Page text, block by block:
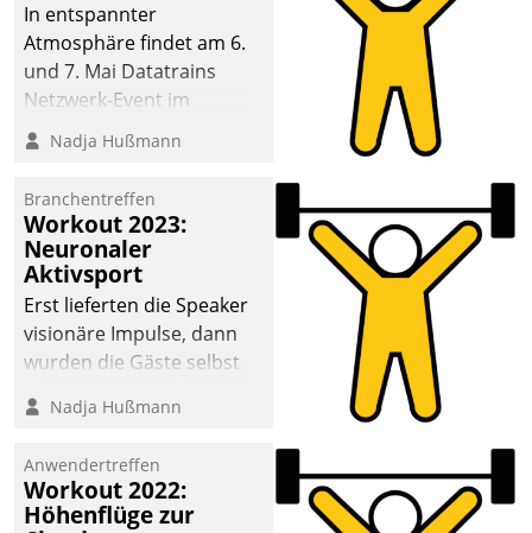
In entspannter
Atmosphäre findet am 6.
und 7. Mai Datatrains
Netzwerk-Event im
Kunden- und Partnerkreis
statt. Zentrale Frage: Wie
Mammutprojekte
meistern und Workloads
wuppen – bei zunehmend
anspruchsvollen
Aufgaben und
abnehmendem
Nadja Hußmann
Branchentreffen
Workout 2023:
Neuronaler
Aktivsport
Erst lieferten die Speaker
visionäre Impulse, dann
wurden die Gäste selbst
methodisch
Quartier. Dazwischen
zeigte Datatrain, was es
Nadja Hußmann
Anwendertreffen
Workout 2022:
Höhenflüge zur